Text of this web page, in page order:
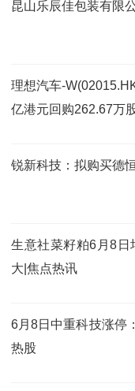
昆山乐辰佳包装有限
理想汽车-
亿港元回购262.67万
锐新科技：拟购买德
生意社菜籽粕6月8日
大|焦点热讯
6月8日中重科技涨停
热股